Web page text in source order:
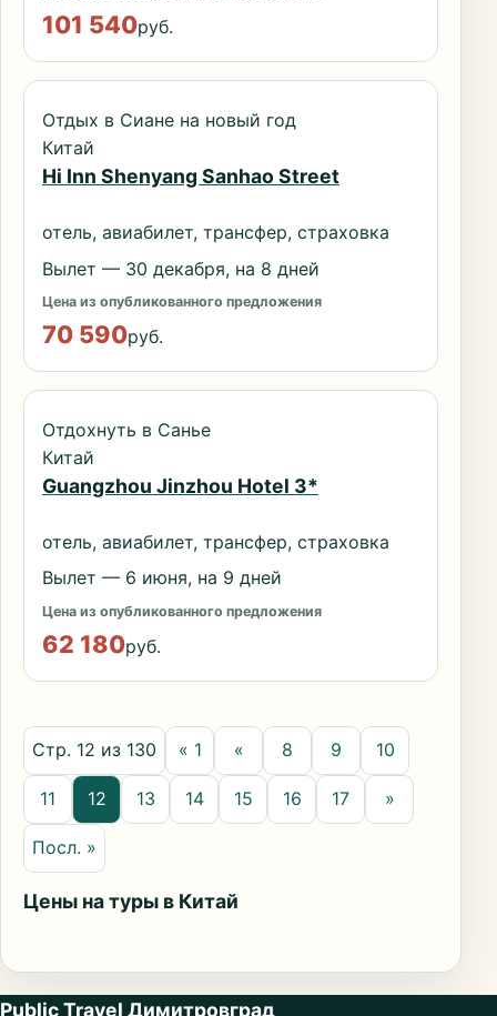
101 540руб.
Отдых в Сиане на новый год
Китай
Hi Inn Shenyang Sanhao Street
отель, авиабилет, трансфер, страховка
Вылет — 30 декабря, на 8 дней
Цена из опубликованного предложения
70 590руб.
Отдохнуть в Санье
Китай
Guangzhou Jinzhou Hotel 3*
отель, авиабилет, трансфер, страховка
Вылет — 6 июня, на 9 дней
Цена из опубликованного предложения
62 180руб.
Стр. 12 из 130 « 1 « 8 9 10
11 12 13 14 15 16 17 »
Посл. »
Цены на туры в Китай
Public Travel Димитровград